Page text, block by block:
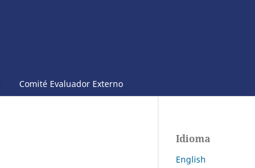
Comité Evaluador Externo
Idioma
English